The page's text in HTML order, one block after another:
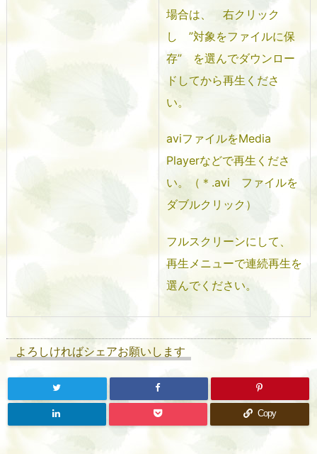
場合は、 右クリック
し ”対象をファイルに保
存” を選んでダウンロー
ドしてから再生くださ
い。
aviファイルをMedia
Playerなどで再生くださ
い。（＊.avi ファイルを
ダブルクリック）
フルスクリーンにして、
再生メニューで連続再生を
選んでください。
よろしければシェアお願いします
Copy